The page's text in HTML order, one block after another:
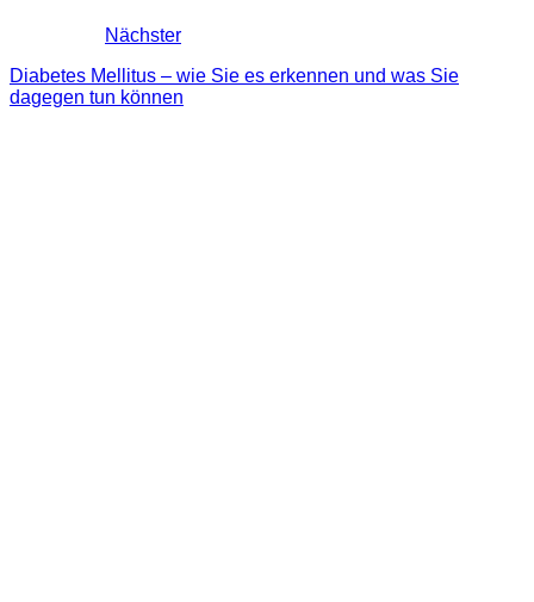
Nächster
Diabetes Mellitus – wie Sie es erkennen und was Sie
dagegen tun können